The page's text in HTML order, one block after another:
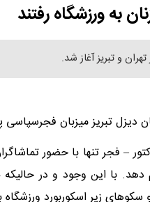
به ورزشگاه رفتند
دیزل تبریز میزبان
– فجر تنها با حضور
دهد. با این وجود و در
و سکوهای زیر اسکوربورد